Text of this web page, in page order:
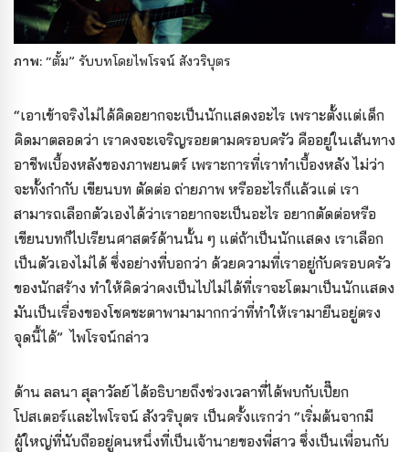
ภาพ: “ตั้ม” รับบทโดยไพโรจน์ สังวริบุตร
“เอาเข้าจริงไม่ได้คิดอยากจะเป็นนักแสดงอะไร เพราะตั้งแต่เด็ก
คิดมาตลอดว่า เราคงจะเจริญรอยตามครอบครัว คืออยู่ในเส้นทาง
อาชีพเบื้องหลังของภาพยนตร์ เพราะการที่เราทำเบื้องหลัง ไม่ว่า
จะทั้งกำกับ เขียนบท ตัดต่อ ถ่ายภาพ หรืออะไรก็แล้วแต่ เรา
สามารถเลือกตัวเองได้ว่าเราอยากจะเป็นอะไร อยากตัดต่อหรือ
เขียนบทก็ไปเรียนศาสตร์ด้านนั้น ๆ แต่ถ้าเป็นนักแสดง เราเลือก
เป็นตัวเองไม่ได้ ซึ่งอย่างที่บอกว่า ด้วยความที่เราอยู่กับครอบครัว
ของนักสร้าง ทำให้คิดว่าคงเป็นไปไม่ได้ที่เราจะโตมาเป็นนักแสดง
มันเป็นเรื่องของโชคชะตาพามามากกว่าที่ทำให้เรามายืนอยู่ตรง
จุดนี้ได้” ไพโรจน์กล่าว
ด้าน ลลนา สุลาวัลย์ ได้อธิบายถึงช่วงเวลาที่ได้พบกับเปี๊ยก
โปสเตอร์และไพโรจน์ สังวริบุตร เป็นครั้งแรกว่า “เริ่มต้นจากมี
ผู้ใหญ่ที่นับถืออยู่คนหนึ่งที่เป็นเจ้านายของพี่สาว ซึ่งเป็นเพื่อนกับ